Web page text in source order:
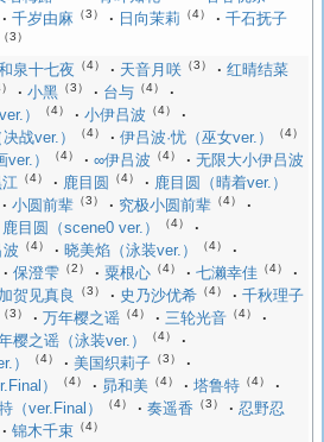
千岁由麻 （3） 日向茉莉 （4） 千石抚子
（3）
泉十七夜 （4） 天音月咲 （3） 红晴结菜
小黑 （3） 台与 （4）
） （4） 小伊吕波 （4）
战ver.） （4） 伊吕波·忧（巫女ver.） （4）
） （4） ∞伊吕波 （4） 无限大小伊吕波
江 （4） 鹿目圆 （4） 鹿目圆（晴着ver.）
小圆前辈 （3） 究极小圆前辈 （4）
鹿目圆（scene0 ver.） （4）
波 （4） 晓美焰（泳装ver.） （4）
保澄雫 （2） 粟根心 （4） 七濑幸佳 （4）
加贺见真良 （3） 史乃沙优希 （4） 千秋理子
（3） 万年樱之谣 （4） 三轮光音 （4）
樱之谣（泳装ver.） （4）
） （4） 美国织莉子 （3）
） （4） 昴和美 （4） 塔鲁特 （4）
（ver.Final） （4） 奏遥香 （3） 忍野忍
锦木千束 （4）